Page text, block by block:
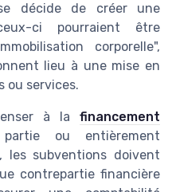
décide de créer une
ci pourraient être
corporelle",
lieu à une mise en
ou services.
à la financement
ou entièrement
les subventions doivent
contrepartie financière